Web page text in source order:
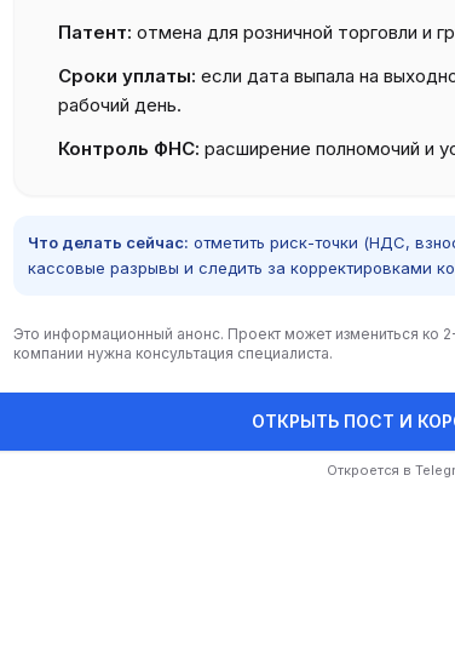
Патент: отмена для розничной торговли и
Сроки уплаты: если дата выпала на
рабочий день.
Контроль ФНС: расширение полномочий и
Что делать сейчас: отметить риск-точки (НДС,
кассовые разрывы и следить за корректировками
Это информационный анонс. Проект может измениться
компании нужна консультация специалиста.
ОТКРЫТЬ ПОСТ И
Откроется в